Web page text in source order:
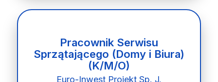
Pracownik Serwisu
Sprzątającego (Domy i Biura)
(K/M/O)
Euro-Inwest Projekt Sp. J.